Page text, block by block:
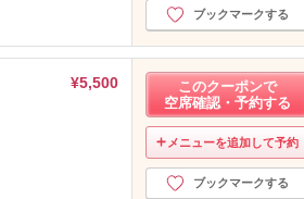
2020年9月分（17）
2020年8月分（16）
2020年7月分（23）
2020年6月分（27）
2020年5月分（26）
2020年4月分 （29）
2020年3月分（36）
2020年2月分 （32）
ブックマークする
¥5,500
このクーポンで
空席確認・予約する
メニューを追加して予約
ブックマークする